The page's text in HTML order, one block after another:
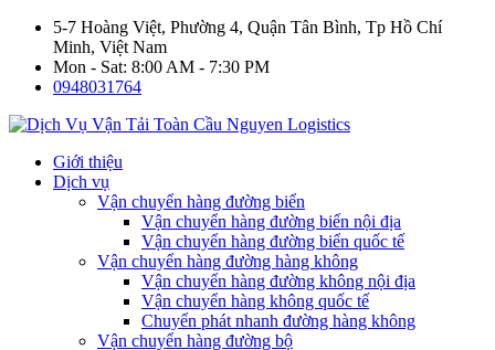
5-7 Hoàng Việt, Phường 4, Quận Tân Bình, Tp Hồ Chí
Minh, Việt Nam
Mon - Sat: 8:00 AM - 7:30 PM
0948031764
Giới thiệu
Dịch vụ
Vận chuyển hàng đường biển
Vận chuyển hàng đường biển nội địa
Vận chuyển hàng đường biển quốc tế
Vận chuyển hàng đường hàng không
Vận chuyển hàng đường không nội địa
Vận chuyển hàng không quốc tế
Chuyển phát nhanh đường hàng không
Vận chuyển hàng đường bộ